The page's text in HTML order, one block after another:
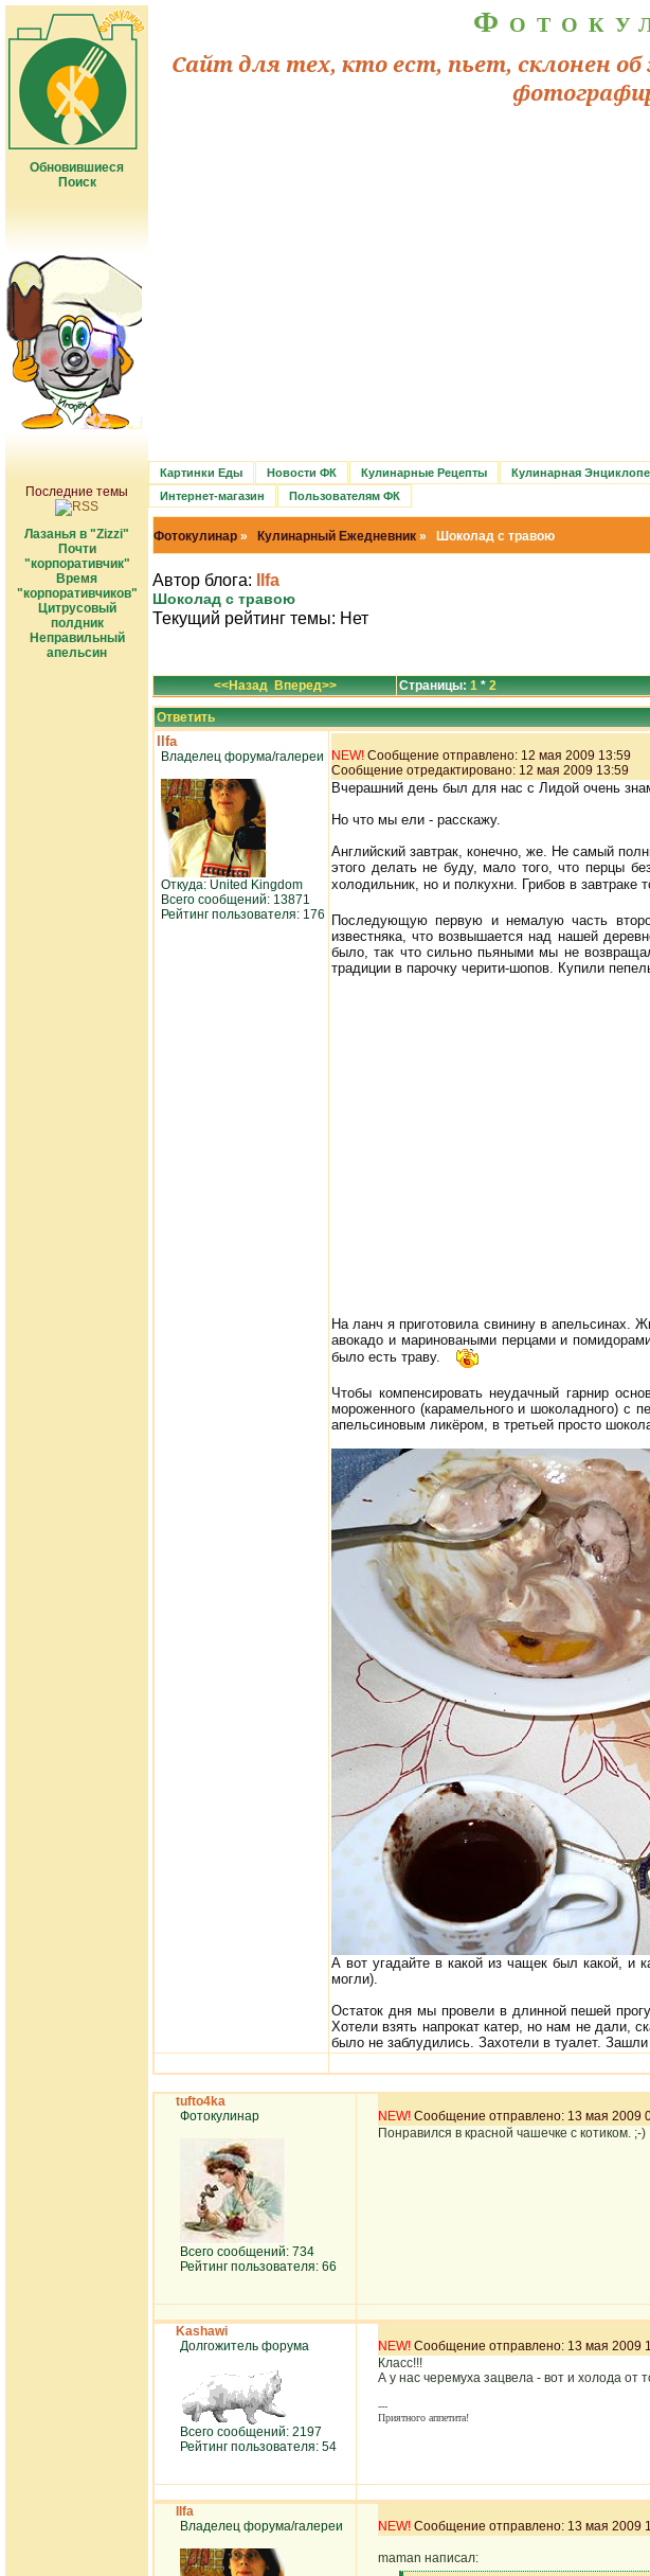
Обновившиеся
Поиск
Последние темы
Лазанья в "Zizzi"
Почти
"корпоративчик"
Время
"корпоративчиков"
Цитрусовый
полдник
Неправильный
апельсин
Сайт для тех, кто ест, пьет, склонен
Картинки Еды Новости ФК Кулинарные Рецепты Кулинарная
Интернет-магазин
Пользователям ФК
Фотокулинар » Кулинарный Ежедневник » Шоколад с травою
Автор блога: Ilfa
Шоколад с травою
Текущий рейтинг темы: Нет
<<Назад Вперед>> Страницы:1*2
Ответить
Ilfa
Владелец форума/галереи
Откуда: United Kingdom
Всего сообщений: 13871
Рейтинг пользователя: 176
NEW! Сообщение отправлено: 12 мая 2009 13:59
Сообщение отредактировано: 12 мая 2009 13:59
Вчерашний день был для нас с Лидой очень
Но что мы ели - расскажу.
Английский завтрак, конечно, же. Не самый
этого делать не буду, мало того, что перцы
холодильник, но и полкухни. Грибов в завтраке
Последующую первую и немалую часть
известняка, что возвышается над нашей
было, так что сильно пьяными мы не
традиции в парочку черити-шопов. Купили
На ланч я приготовила свинину в апельсинах.
авокадо и мариноваными перцами и
было есть траву.
Чтобы компенсировать неудачный гарнир
мороженного (карамельного и шоколадного) с
апельсиновым ликёром, в третьей просто
А вот угадайте в какой из чащек был какой, и
могли).
Остаток дня мы провели в длинной пешей
Хотели взять напрокат катер, но нам не дали,
было не заблудились. Захотели в туалет.
tufto4ka
Фотокулинар
Всего сообщений: 734
Рейтинг пользователя: 66
NEW! Сообщение отправлено: 13 мая 2009
Понравился в красной чашечке с котиком. ;-)
Kashawi
Долгожитель форума
Всего сообщений: 2197
Рейтинг пользователя: 54
NEW! Сообщение отправлено: 13 мая 2009
Класс!!!
А у нас черемуха зацвела - вот и холода от
---
Приятного аппетита!
Ilfa
Владелец форума/галереи
NEW! Сообщение отправлено: 13 мая 2009
maman написал: